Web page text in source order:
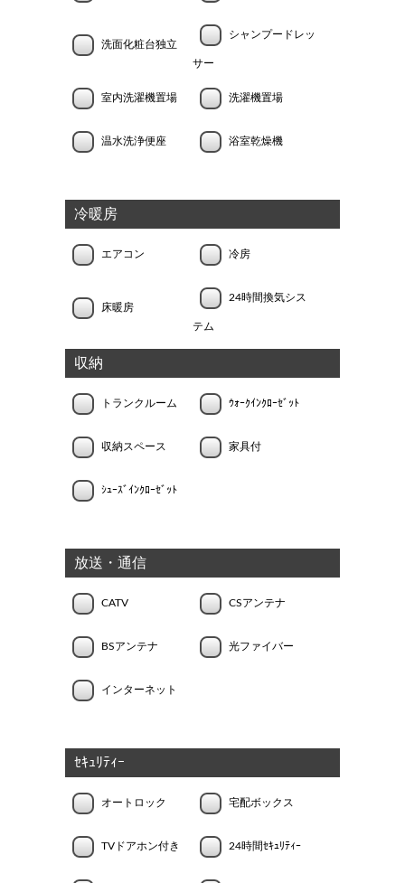
洗面化粧台独立
シャンプードレッ
サー
室内洗濯機置場 洗濯機置場
温水洗浄便座 浴室乾燥機
冷暖房
エアコン 冷房
床暖房
24時間換気シス
テム
収納
トランクルーム ｳｫｰｸｲﾝｸﾛｰｾﾞｯﾄ
収納スペース 家具付
ｼｭｰｽﾞｲﾝｸﾛｰｾﾞｯﾄ
放送・通信
CATV CSアンテナ
BSアンテナ 光ファイバー
インターネット
ｾｷｭﾘﾃｨｰ
オートロック 宅配ボックス
TVドアホン付き 24時間ｾｷｭﾘﾃｨｰ